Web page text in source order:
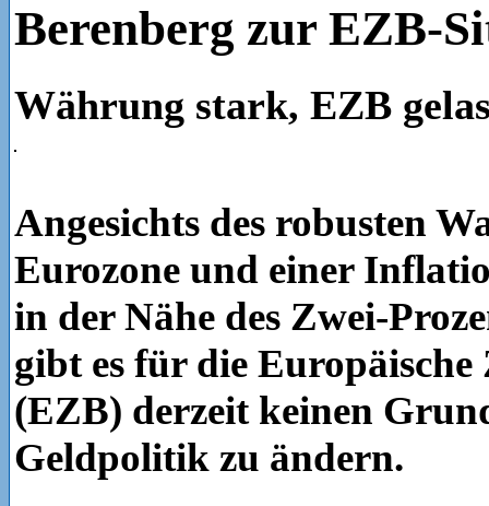
Berenberg zur EZB-
Währung stark, EZB
Angesichts des robusten
Eurozone und einer
in der Nähe des Zwei-
gibt es für die
(EZB) derzeit keinen
Geldpolitik zu ändern.